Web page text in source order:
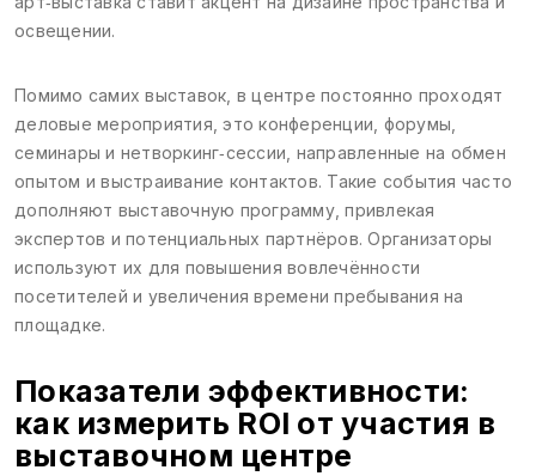
освещении.
Помимо самих выставок, в центре постоянно проходят
деловые мероприятия ,это конференции, форумы,
семинары и нетворкинг‑сессии, направленные на обмен
опытом и выстраивание контактов. Такие события часто
дополняют выставочную программу, привлекая
экспертов и потенциальных партнёров. Организаторы
используют их для повышения вовлечённости
посетителей и увеличения времени пребывания на
площадке.
Показатели эффективности:
как измерить ROI от участия в
выставочном центре